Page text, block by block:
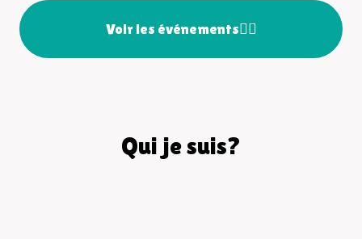
Voir les événements🙋‍♂️
Qui je suis?